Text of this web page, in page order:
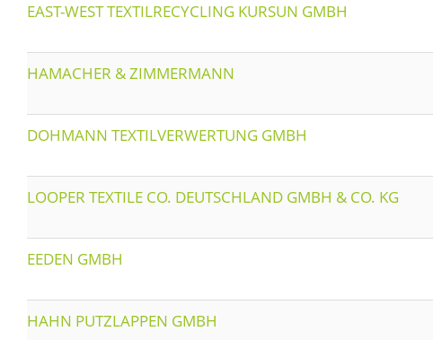
EAST-WEST TEXTILRECYCLING KURSUN GMBH
HAMACHER & ZIMMERMANN
DOHMANN TEXTILVERWERTUNG GMBH
LOOPER TEXTILE CO. DEUTSCHLAND GMBH & CO. KG
EEDEN GMBH
HAHN PUTZLAPPEN GMBH